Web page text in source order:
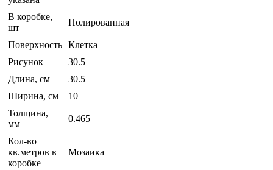
В коробке,
шт
Полированная
Поверхность Клетка
Рисунок
30.5
Длина, см
30.5
Ширина, см
10
Толщина,
мм
0.465
Кол-во
кв.метров в
коробке
Мозаика